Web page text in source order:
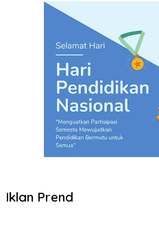
Iklan Prend